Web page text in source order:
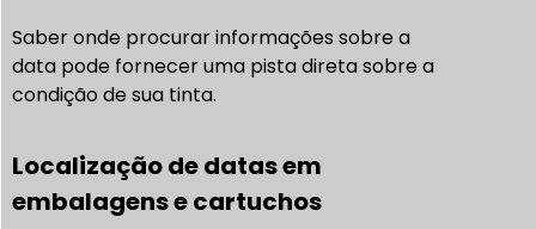
Saber onde procurar informações sobre a
data pode fornecer uma pista direta sobre a
condição de sua tinta.
Localização de datas em
embalagens e cartuchos